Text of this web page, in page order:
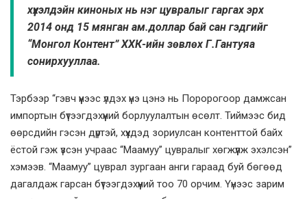
хүүхэлдэйн киноных нь нэг цувралыг гаргах эрх
2014 онд 15 мянган ам.доллар бай­ сан гэдгийг
“Монгол Контент” ХХК-ийн зөвлөх Г.Гантуяа
сонирхууллаа.
Тэрбээр “гэвч үүнээс үлдэх үнэ цэнэ нь По­ророгоор дамжсан
импортын бүтээгдэхүүний борлуулалтын өсөлт. Тиймээс бид
өөрсдийн гэсэн дүртэй, хүүхдэд зориулсан контенттой байх
ёстой гэж үз­сэн учраас “Маамуу” цувралыг хөгжүүлж эхэлсэн”
хэмээв. “Маамуу” цуврал зургаан анги гараад буй бөгөөд
дагалдаж гарсан бүтээгдэхүүний тоо 70 орчим. Үүнээс зарим